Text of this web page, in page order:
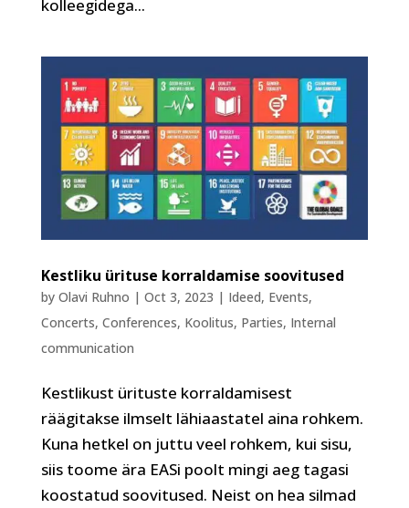
kolleegidega...
Kestliku ürituse korraldamise soovitused
by Olavi Ruhno | Oct 3, 2023 | Ideed, Events,
Concerts, Conferences, Koolitus, Parties, Internal
communication
Kestlikust ürituste korraldamisest
räägitakse ilmselt lähiaastatel aina rohkem.
Kuna hetkel on juttu veel rohkem, kui sisu,
siis toome ära EASi poolt mingi aeg tagasi
koostatud soovitused. Neist on hea silmad